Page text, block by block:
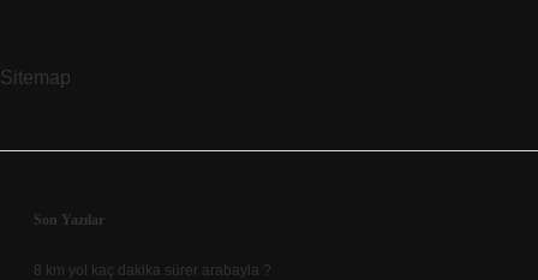
Sitemap
Sidebar
Son Yazılar
8 km yol kaç dakika sürer arabayla ?